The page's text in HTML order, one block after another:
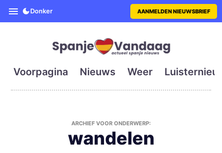
SpanjeVandaag is de eerste
Donker AANMELDEN NIEUWSBRIEF
Voorpagina Nieuws Weer
ARCHIEF VOOR ONDERWERP:
wandelen